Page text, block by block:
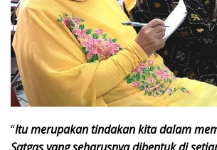
“Itu merupakan tindakan kita dalam